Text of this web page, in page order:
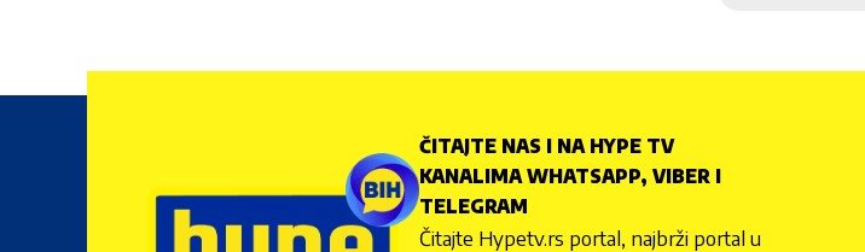
ČITAJTE NAS I NA HYPE TV
KANALIMA WHATSAPP, VIBER I
TELEGRAM
Čitajte Hypetv.rs portal, najbrži portal u